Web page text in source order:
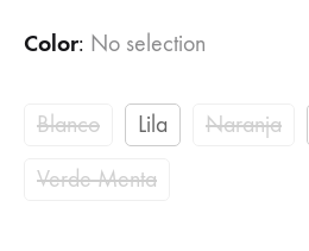
Color: No selection
Blanco Lila Naranja
Verde Menta